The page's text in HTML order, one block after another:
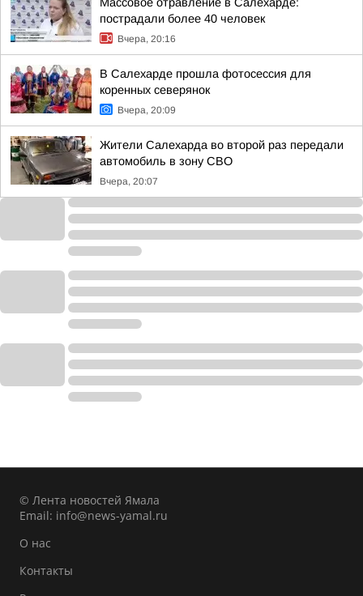
пострадали более 40 человек
Вчера, 20:16
В Салехарде прошла фотосессия для
коренных северянок
Вчера, 20:09
Жители Салехарда во второй раз передали
автомобиль в зону СВО
Вчера, 20:07
© Лента новостей Ямала
Email: info@news-yamal.ru
О нас
Контакты